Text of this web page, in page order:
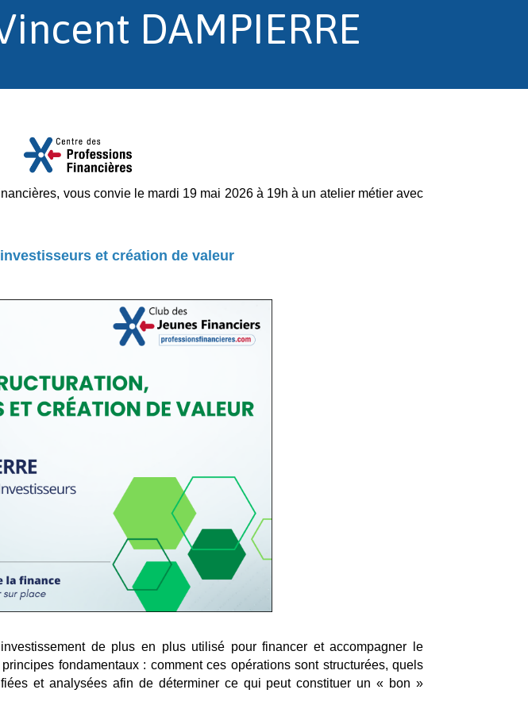
DAMPIERRE
vous convie le mardi 19 mai 2026 à 19h à un atelier métier avec
et création de valeur
de plus en plus utilisé pour financer et accompagner le
fondamentaux : comment ces opérations sont structurées, quels
et analysées afin de déterminer ce qui peut constituer un « bon »